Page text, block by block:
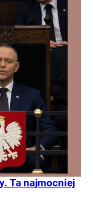
Ta najmocniej